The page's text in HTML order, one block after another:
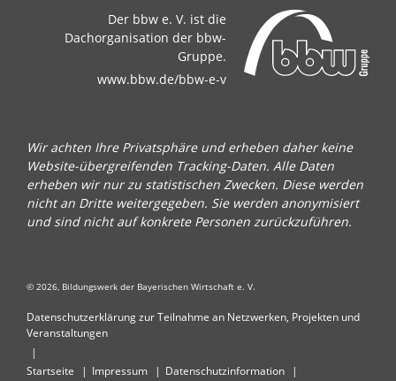
Der bbw e. V. ist die
Dachorganisation der bbw-
Gruppe.
www.bbw.de/bbw-e-v
Wir achten Ihre Privatsphäre und erheben daher keine
Website-übergreifenden Tracking-Daten. Alle Daten
erheben wir nur zu statistischen Zwecken. Diese werden
nicht an Dritte weitergegeben. Sie werden anonymisiert
und sind nicht auf konkrete Personen zurückzuführen.
© 2026, Bildungswerk der Bayerischen Wirtschaft e. V.
Datenschutzerklärung zur Teilnahme an Netzwerken, Projekten und
Veranstaltungen
Startseite Impressum Datenschutzinformation